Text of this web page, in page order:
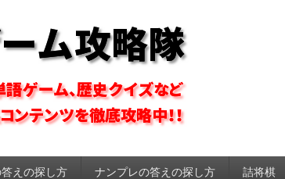
攻略隊
えの探し方 ナンプレの答えの探し方 詰将棋